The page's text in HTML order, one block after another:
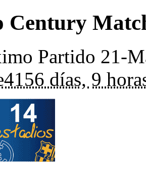
Century
Partido 21-
4156 días, 9